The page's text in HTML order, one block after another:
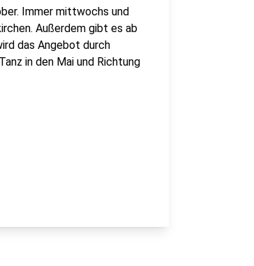
Immer mittwochs und
Außerdem gibt es ab
das Angebot durch
in den Mai und Richtung